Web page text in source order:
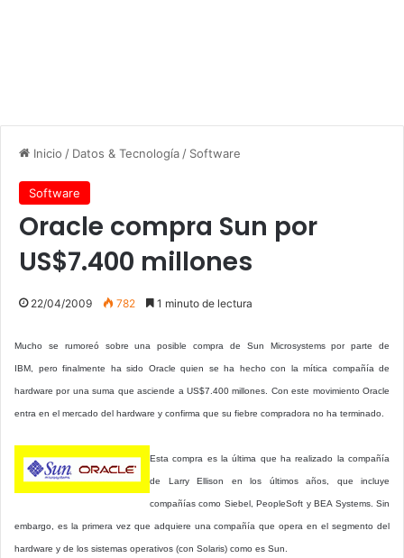
Inicio / Datos & Tecnología / Software
Software
Oracle compra Sun por
US$7.400 millones
22/04/2009 782 1 minuto de lectura
Mucho se rumoreó sobre una posible compra de Sun Microsystems por parte de
IBM, pero finalmente ha sido Oracle quien se ha hecho con la mítica compañía de
hardware por una suma que asciende a US$7.400 millones. Con este movimiento Oracle
entra en el mercado del hardware y confirma que su fiebre compradora no ha terminado.
Esta compra es la última que ha realizado la compañía
de Larry Ellison en los últimos años, que incluye
compañías como Siebel, PeopleSoft y BEA Systems. Sin
embargo, es la primera vez que adquiere una compañía que opera en el segmento del
hardware y de los sistemas operativos (con Solaris) como es Sun.